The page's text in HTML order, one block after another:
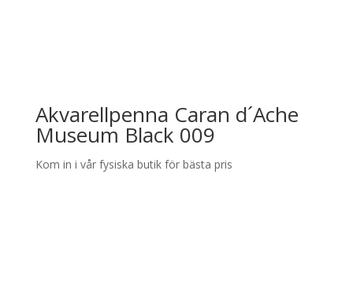
Akvarellpenna Caran d´Ache
Museum Black 009
Kom in i vår fysiska butik för bästa pris